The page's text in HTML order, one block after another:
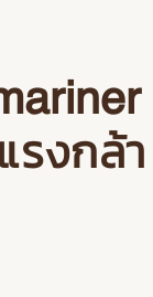
รงกล้า